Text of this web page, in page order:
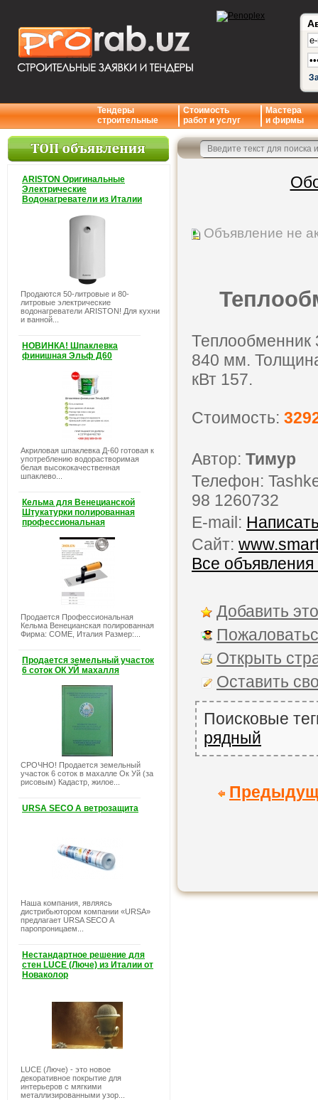
Тендеры
строительные
Стоимость
работ и услуг
Мастера
и фирмы
ARISTON Оригинальные
Электрические
Водонагреватели из Италии
Продаются 50-литровые и 80-
литровые электрические
водонагреватели ARISTON! Для кухни
и ванной...
НОВИНКА! Шпаклевка
финишная Эльф Д60
Акриловая шпаклевка Д-60 готовая к
употреблению водорастворимая
белая высококачественная
шпаклево...
Кельма для Венецианской
Штукатурки полированная
профессиональная
Продается Профессиональная
Кельма Венецианская полированная
Фирма: COME, Италия Размер:...
Продается земельный участок
6 соток ОК УЙ махалля
СРОЧНО! Продается земельный
участок 6 соток в махалле Ок Уй (за
рисовым) Кадастр, жилое...
URSA SECO A ветрозащита
Наша компания, являясь
дистрибьютором компании «URSA»
предлагает URSA SECO A
паропроницаем...
Нестандартное решение для
стен LUCE (Люче) из Италии от
Новаколор
LUCE (Люче) - это новое
декоративное покрытие для
интерьеров с мягкими
металлизированными узор...
Объявление не
840 мм.
кВт 157.
Стоимость:
Автор: Тимур
Телефон:
98 1260732
E-mail:
Сайт:
Все объявления
Добавить
Открыть
Оставить
Поисковые
рядный